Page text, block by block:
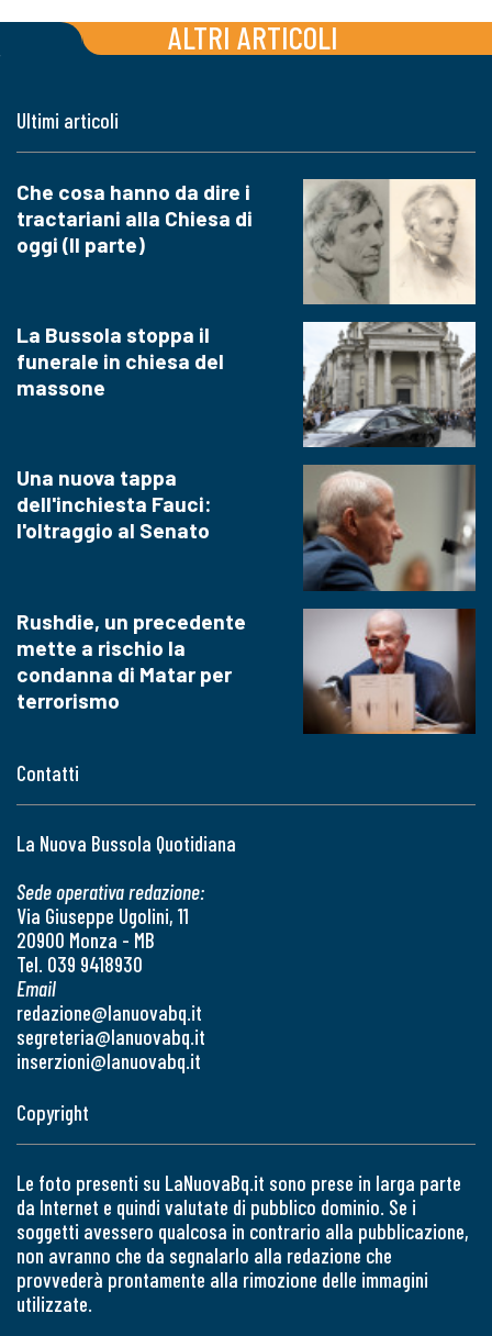
ALTRI ARTICOLI
Contatti
La Nuova Bussola Quotidiana
Sede operativa redazione:
Via Giuseppe Ugolini, 11
20900 Monza - MB
Tel. 039 9418930
Email
redazione@lanuovabq.it
segreteria@lanuovabq.it
inserzioni@lanuovabq.it
Ultimi articoli
Che cosa hanno da dire i
tractariani alla Chiesa di
oggi (II parte)
La Bussola stoppa il
funerale in chiesa del
massone
Una nuova tappa
dell'inchiesta Fauci:
l'oltraggio al Senato
Rushdie, un precedente
mette a rischio la
condanna di Matar per
terrorismo
Copyright
Le foto presenti su LaNuovaBq.it sono prese in larga parte
da Internet e quindi valutate di pubblico dominio. Se i
soggetti avessero qualcosa in contrario alla pubblicazione,
non avranno che da segnalarlo alla redazione che
provvederà prontamente alla rimozione delle immagini
utilizzate.